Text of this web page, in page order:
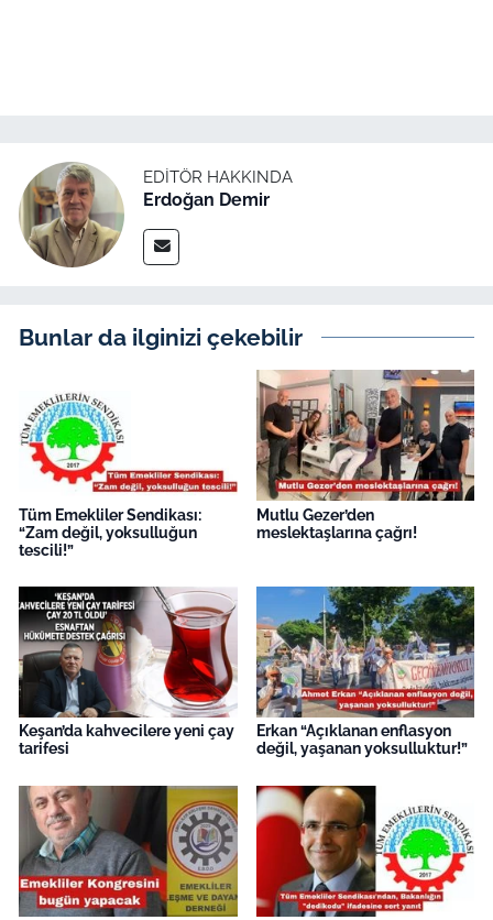
EDITÖR HAKKINDA
Erdoğan Demir
Bunlar da ilginizi çekebilir
Tüm Emekliler Sendikası:
“Zam değil, yoksulluğun
tescili!”
Mutlu Gezer’den
meslektaşlarına çağrı!
Keşan’da kahvecilere yeni çay
tarifesi
Erkan “Açıklanan enflasyon
değil, yaşanan yoksulluktur!”